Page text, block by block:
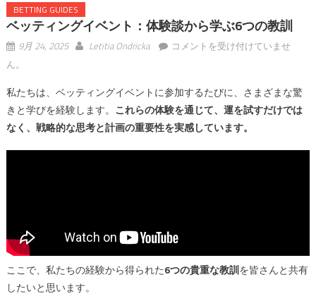
BETTING GUIDES
ベッティングイベント：体験談から学ぶ6つの教訓
9月 24, 2025 Letitia Ondricka
ベ
ィ
ン
グ
談
か
ら
コメントを受け付けていませ
ん。
私たちは、ベッティングイベントに参加するたびに、さまざまな驚
きと学びを経験します。 これらの体験を通じて、運を試すだけでは
なく、戦略的な思考と計画の重要性を実感しています。
ここで、私たちの経験から得られた6つの貴重な教訓を皆さんと共有
したいと思います。